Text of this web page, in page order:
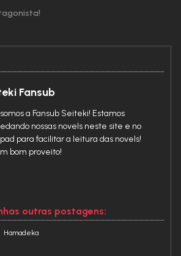
Fansub
a Fansub Seiteki! Estamos
nossas novels neste site e no
para facilitar a leitura das novels!
bom proveito!
outras postagens:
Hamadeka